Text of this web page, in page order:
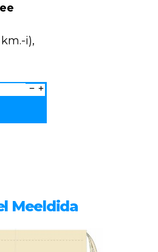
i),
Meeldida